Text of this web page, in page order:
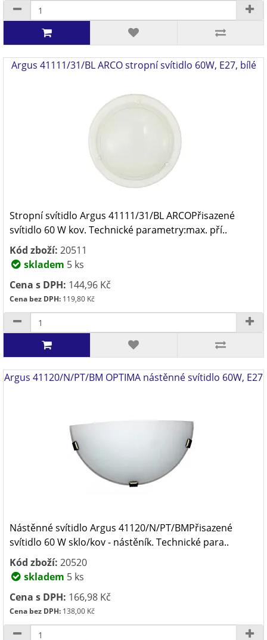
Argus 41111/31/BL ARCO stropní svítidlo 60W, E27, bílé
Stropní svítidlo Argus 41111/31/BL ARCOPřisazené
svítidlo 60 W kov. Technické parametry:max. pří..
Kód zboží: 20511
skladem 5 ks
Cena s DPH: 144,96 Kč
Cena bez DPH: 119,80 Kč
Argus 41120/N/PT/BM OPTIMA nástěnné svítidlo 60W, E27
Nástěnné svítidlo Argus 41120/N/PT/BMPřisazené
svítidlo 60 W sklo/kov - nástěník. Technické para..
Kód zboží: 20520
skladem 5 ks
Cena s DPH: 166,98 Kč
Cena bez DPH: 138,00 Kč